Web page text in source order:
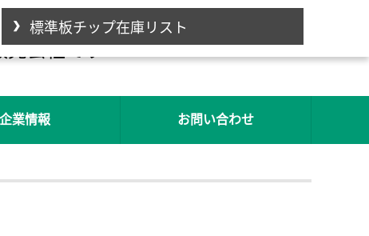
売会社です 中 中文版
企業情報 お問い合わせ
標準板チップ在庫リスト